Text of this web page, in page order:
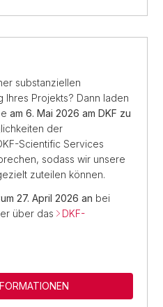
substanziellen
Ihres Projekts? Dann laden
am 6. Mai 2026 am DKF zu
der
Scientific Services
sodass wir unsere
zuteilen können.
27. April 2026 an bei
über das
DKF-